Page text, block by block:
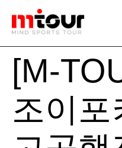
[M-
조이포